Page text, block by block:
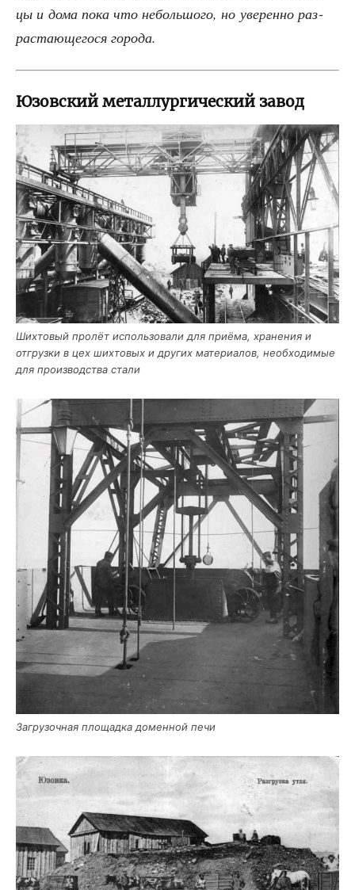
цы и дома пока что неболь­шо­го, но уве­рен­но раз­
рас­та­ю­ще­го­ся города.
Юзовский металлургический завод
Ших­то­вый про­лёт исполь­зо­ва­ли для при­ё­ма, хра­не­ния и
отгруз­ки в цех ших­то­вых и дру­гих мате­ри­а­лов, необ­хо­ди­мые
для про­из­вод­ства стали
Загру­зоч­ная пло­щад­ка домен­ной печи